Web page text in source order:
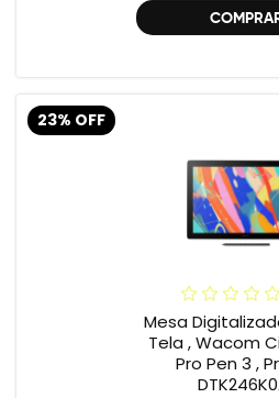
23% OFF
Mesa
Tela , Wacom
Pro Pen 3 ,